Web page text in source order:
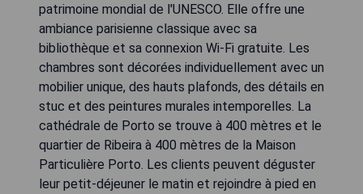
patrimoine mondial de l'UNESCO. Elle offre une
ambiance parisienne classique avec sa
bibliothèque et sa connexion Wi-Fi gratuite. Les
chambres sont décorées individuellement avec un
mobilier unique, des hauts plafonds, des détails en
stuc et des peintures murales intemporelles. La
cathédrale de Porto se trouve à 400 mètres et le
quartier de Ribeira à 400 mètres de la Maison
Particulière Porto. Les clients peuvent déguster
leur petit-déjeuner le matin et rejoindre à pied en